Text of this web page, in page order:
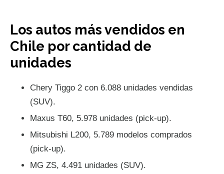
Los autos más vendidos en
Chile por cantidad de
unidades
Chery Tiggo 2 con 6.088 unidades vendidas
(SUV).
Maxus T60, 5.978 unidades (pick-up).
Mitsubishi L200, 5.789 modelos comprados
(pick-up).
MG ZS, 4.491 unidades (SUV).